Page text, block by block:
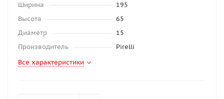
Ширина
195
Высота
65
Диаметр
15
Производитель
Pirelli
Все характеристики